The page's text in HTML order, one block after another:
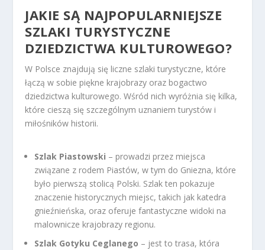
JAKIE SĄ NAJPOPULARNIEJSZE
SZLAKI TURYSTYCZNE
DZIEDZICTWA KULTUROWEGO?
W Polsce znajdują się liczne szlaki turystyczne, które
łączą w sobie piękne krajobrazy oraz bogactwo
dziedzictwa kulturowego. Wśród nich wyróżnia się kilka,
które cieszą się szczególnym uznaniem turystów i
miłośników historii.
Szlak Piastowski – prowadzi przez miejsca
związane z rodem Piastów, w tym do Gniezna, które
było pierwszą stolicą Polski. Szlak ten pokazuje
znaczenie historycznych miejsc, takich jak katedra
gnieźnieńska, oraz oferuje fantastyczne widoki na
malownicze krajobrazy regionu.
Szlak Gotyku Ceglanego – jest to trasa, która